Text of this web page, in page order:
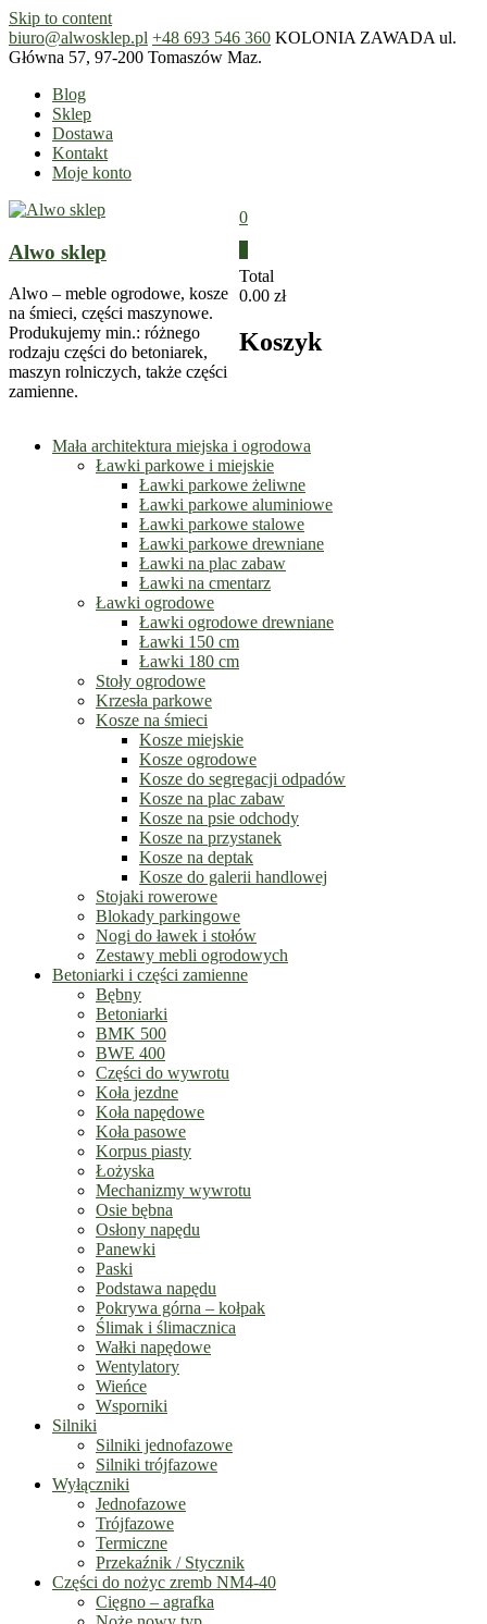
Skip to content
biuro@alwosklep.pl +48 693 546 360 KOLONIA ZAWADA ul.
Główna 57, 97-200 Tomaszów Maz.
Blog
Sklep
Dostawa
Kontakt
Moje konto
Alwo sklep
Alwo – meble ogrodowe, kosze
na śmieci, części maszynowe.
Produkujemy min.: różnego
rodzaju części do betoniarek,
maszyn rolniczych, także części
zamienne.
0
Total
0.00 zł
Koszyk
Mała architektura miejska i ogrodowa
Ławki parkowe i miejskie
Ławki parkowe żeliwne
Ławki parkowe aluminiowe
Ławki parkowe stalowe
Ławki parkowe drewniane
Ławki na plac zabaw
Ławki na cmentarz
Ławki ogrodowe
Ławki ogrodowe drewniane
Ławki 150 cm
Ławki 180 cm
Stoły ogrodowe
Krzesła parkowe
Kosze na śmieci
Kosze miejskie
Kosze ogrodowe
Kosze do segregacji odpadów
Kosze na plac zabaw
Kosze na psie odchody
Kosze na przystanek
Kosze na deptak
Kosze do galerii handlowej
Stojaki rowerowe
Blokady parkingowe
Nogi do ławek i stołów
Zestawy mebli ogrodowych
Betoniarki i części zamienne
Bębny
Betoniarki
BMK 500
BWE 400
Części do wywrotu
Koła jezdne
Koła napędowe
Koła pasowe
Korpus piasty
Łożyska
Mechanizmy wywrotu
Osie bębna
Osłony napędu
Panewki
Paski
Podstawa napędu
Pokrywa górna – kołpak
Ślimak i ślimacznica
Wałki napędowe
Wentylatory
Wieńce
Wsporniki
Silniki
Silniki jednofazowe
Silniki trójfazowe
Wyłączniki
Jednofazowe
Trójfazowe
Termiczne
Przekaźnik / Stycznik
Części do nożyc zremb NM4-40
Cięgno – agrafka